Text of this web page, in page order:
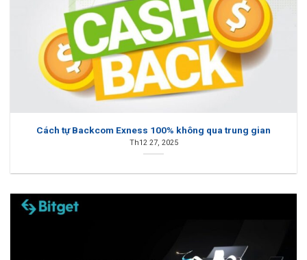
Cách tự Backcom Exness 100% không qua trung gian
Th12 27, 2025